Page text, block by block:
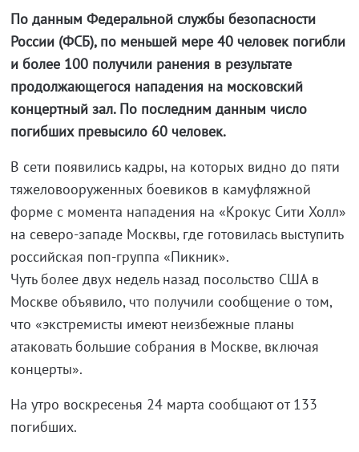
По данным Федеральной службы безопасности
России (ФСБ), по меньшей мере 40 человек погибли
и более 100 получили ранения в результате
продолжающегося нападения на московский
концертный зал. По последним данным число
погибших превысило 60 человек.
В сети появились кадры, на которых видно до пяти
тяжеловооруженных боевиков в камуфляжной
форме с момента нападения на «Крокус Сити Холл»
на северо-западе Москвы, где готовилась выступить
российская поп-группа «Пикник».
Чуть более двух недель назад посольство США в
Москве объявило, что получили сообщение о том,
что «экстремисты имеют неизбежные планы
атаковать большие собрания в Москве, включая
концерты».
На утро воскресенья 24 марта сообщают от 133
погибших.